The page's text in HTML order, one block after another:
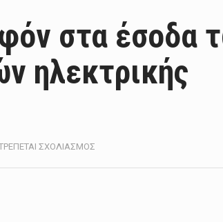
στα έσοδα
ηλεκτρικής
ΣΧΟΛΙΑΣΜΌΣ